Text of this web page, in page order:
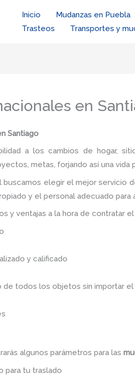
Inicio Mudanzas en Puebla
Trasteos
Transportes y
en
Santiago
a los cambios de hogar,
metas, forjando así una vida
buscamos elegir el mejor servicio
y el personal adecuado para
y ventajas a la hora de contratar
y calificado
de todos los objetos sin importar el
algunos parámetros para las
para tu traslado